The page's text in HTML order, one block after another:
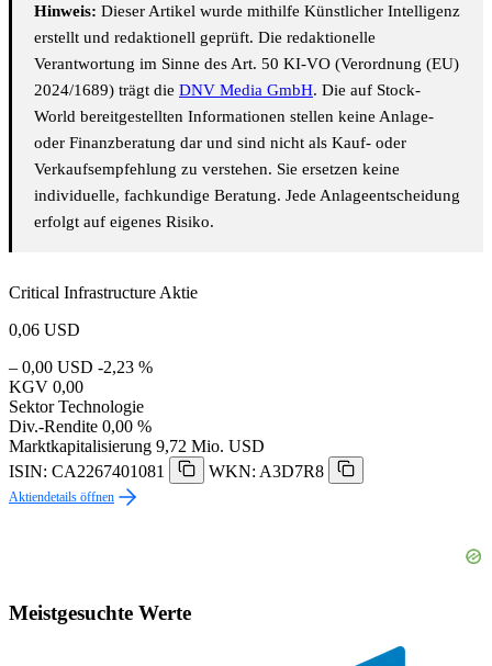
Hinweis: Dieser Artikel wurde mithilfe Künstlicher Intelligenz
erstellt und redaktionell geprüft. Die redaktionelle
Verantwortung im Sinne des Art. 50 KI-VO (Verordnung (EU)
2024/1689) trägt die DNV Media GmbH. Die auf Stock-
World bereitgestellten Informationen stellen keine Anlage-
oder Finanzberatung dar und sind nicht als Kauf- oder
Verkaufsempfehlung zu verstehen. Sie ersetzen keine
individuelle, fachkundige Beratung. Jede Anlageentscheidung
erfolgt auf eigenes Risiko.
Critical Infrastructure Aktie
0,06 USD
– 0,00 USD -2,23 %
KGV 0,00
Sektor Technologie
Div.-Rendite 0,00 %
Marktkapitalisierung 9,72 Mio. USD
ISIN: CA2267401081
WKN: A3D7R8
Aktiendetails öffnen
Meistgesuchte Werte